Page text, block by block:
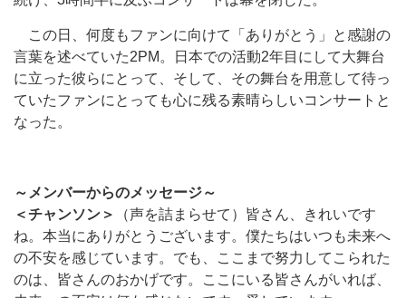
この日、何度もファンに向けて「ありがとう」と感謝の
言葉を述べていた2PM。日本での活動2年目にして大舞台
に立った彼らにとって、そして、その舞台を用意して待っ
ていたファンにとっても心に残る素晴らしいコンサートと
なった。
～メンバーからのメッセージ～
＜チャンソン＞
（声を詰まらせて）皆さん、きれいです
ね。本当にありがとうございます。僕たちはいつも未来へ
の不安を感じています。でも、ここまで努力してこられた
のは、皆さんのおかげです。ここにいる皆さんがいれば、